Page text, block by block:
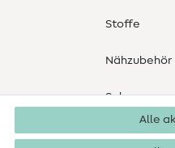
Stoffe
Nähzubehör
Sale
Alle